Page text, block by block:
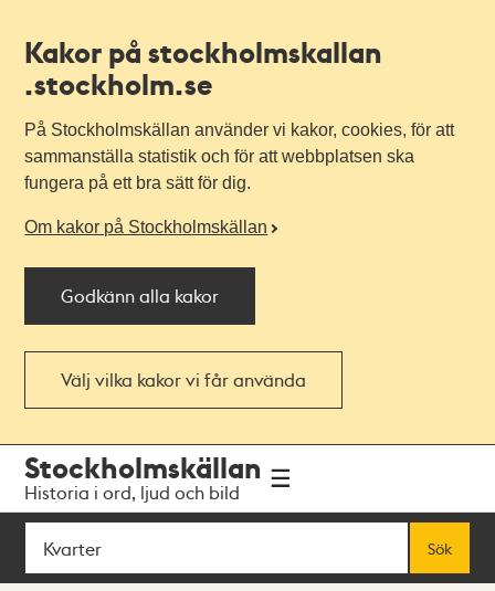
Kakor på stockholmskallan
.stockholm.se
På Stockholmskällan använder vi kakor, cookies, för att
sammanställa statistik och för att webbplatsen ska
fungera på ett bra sätt för dig.
Om kakor på Stockholmskällan
Godkänn alla kakor
Välj vilka kakor vi får använda
navigationen
huvudinnehållet
Stockholmskällan
Historia i ord, ljud och bild
Sök
Sök